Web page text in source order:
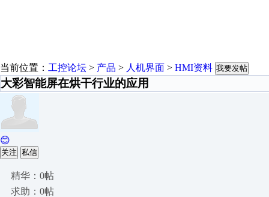
当前位置： 工控论坛 > 产品 > 人机界面 > HMI资料 我要发帖
大彩智能屏在烘干行业的应用
😊
关注 私信
精华：0帖
求助：0帖